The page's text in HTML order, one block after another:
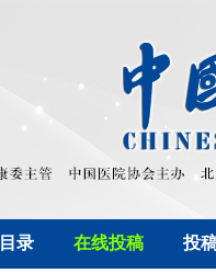
录 在线投稿 投